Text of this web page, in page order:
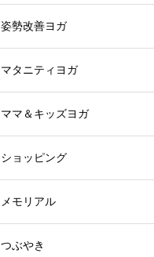
姿勢改善ヨガ
マタニティヨガ
ママ＆キッズヨガ
ショッピング
メモリアル
つぶやき